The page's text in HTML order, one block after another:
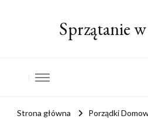
Sprzątanie
Strona główna
Porządki